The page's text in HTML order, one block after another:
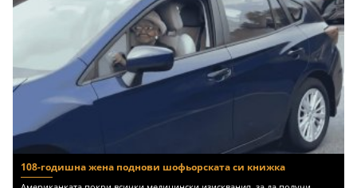
108-годишна жена поднови шофьорската си книжка